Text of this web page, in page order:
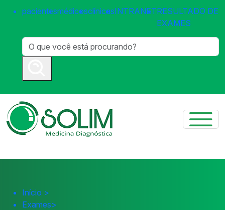
pacientesmédicosclínicasINTRANETRESULTADO DE
EXAMES
Início >
Exames>